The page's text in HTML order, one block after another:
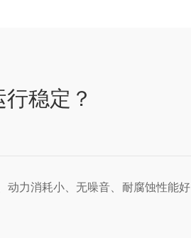
稳定？
消耗小、无噪音、耐腐蚀性能